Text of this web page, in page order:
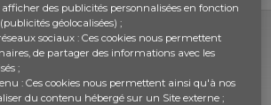
ligne
Centrale Européenne
des publicités personnalisées en fonction
géolocalisées) ;
sociaux : Ces cookies nous permettent
de partager des informations avec les
;
: Ces cookies nous permettent ainsi qu'à nos
du contenu hébergé sur un Site externe ;